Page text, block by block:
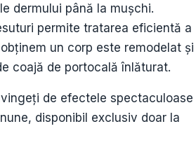
dermului până la mușchi.
permite tratarea eficientă a
un corp este remodelat și
coajă de portocală înlăturat.
de efectele spectaculoase
disponibil exclusiv doar la